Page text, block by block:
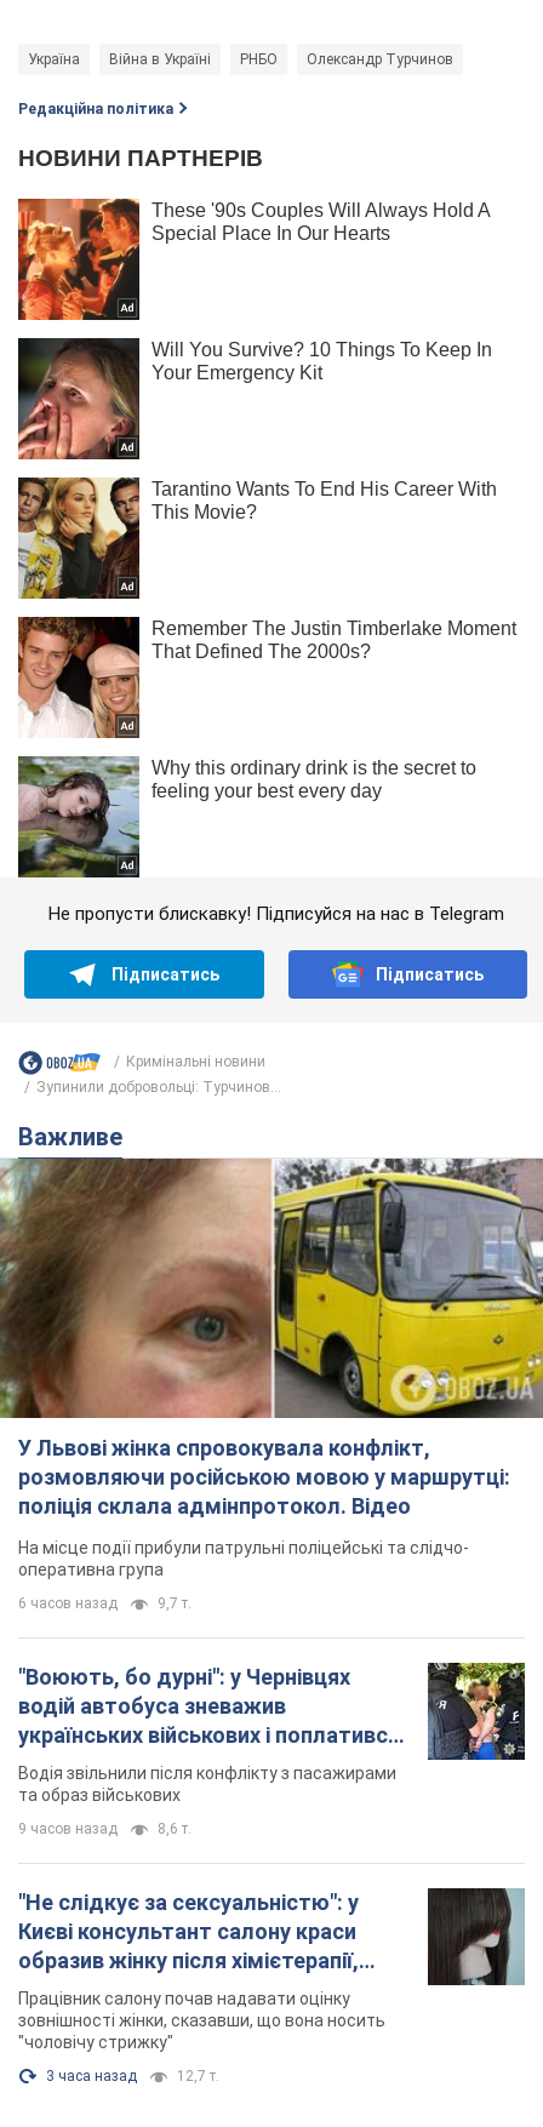
Україна Війна в Україні РНБО Олександр Турчинов
Редакційна політика
Не пропусти блискавку! Підписуйся на нас в Telegram
Підписатись Підписатись
Кримінальні новини
Зупинили добровольці: Турчинов...
Важливе
У Львові жінка спровокувала конфлікт,
розмовляючи російською мовою у маршрутці:
поліція склала адмінпротокол. Відео
На місце події прибули патрульні поліцейські та слідчо-
оперативна група
6 часов назад 9,7 т.
"Воюють, бо дурні": у Чернівцях
водій автобуса зневажив
українських військових і поплатився.
Відео
Водія звільнили після конфлікту з пасажирами
та образ військових
9 часов назад 8,6 т.
"Не слідкує за сексуальністю": у
Києві консультант салону краси
образив жінку після хімієтерапії,
розгорівся скандал. Фото
Працівник салону почав надавати оцінку
зовнішності жінки, сказавши, що вона носить
"чоловічу стрижку"
3 часа назад 12,7 т.